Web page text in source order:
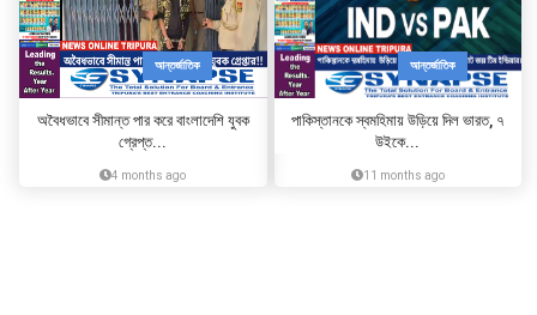
আন্তর্জাতিক
অবৈধভাবে সীমান্ত পার করে বাংলাদেশি যুবক
গ্রেপ্ত...
4 months ago
আন্তর্জাতিক
পাকিস্তানকে স্বমহিমায় উড়িয়ে দিল ভারত, ৭
উইকে...
11 months ago